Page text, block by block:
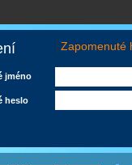
Zapomenuté
jméno
heslo